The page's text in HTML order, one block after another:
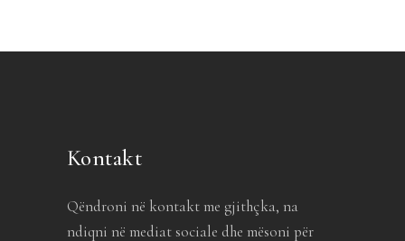
Kontakt
Qëndroni në kontakt me gjithçka, na
ndiqni në mediat sociale dhe mësoni për